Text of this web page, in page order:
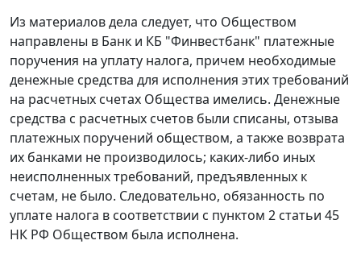
Из материалов дела следует, что Обществом
направлены в Банк и КБ "Финвестбанк" платежные
поручения на уплату налога, причем необходимые
денежные средства для исполнения этих требований
на расчетных счетах Общества имелись. Денежные
средства с расчетных счетов были списаны, отзыва
платежных поручений обществом, а также возврата
их банками не производилось; каких-либо иных
неисполненных требований, предъявленных к
счетам, не было. Следовательно, обязанность по
уплате налога в соответствии с пунктом 2 статьи 45
НК РФ Обществом была исполнена.